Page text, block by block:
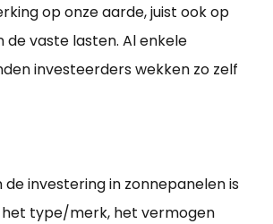
op onze aarde, juist ook op
de vaste lasten. Al enkele
investeerders wekken zo zelf
de investering in zonnepanelen is
type/merk, het vermogen